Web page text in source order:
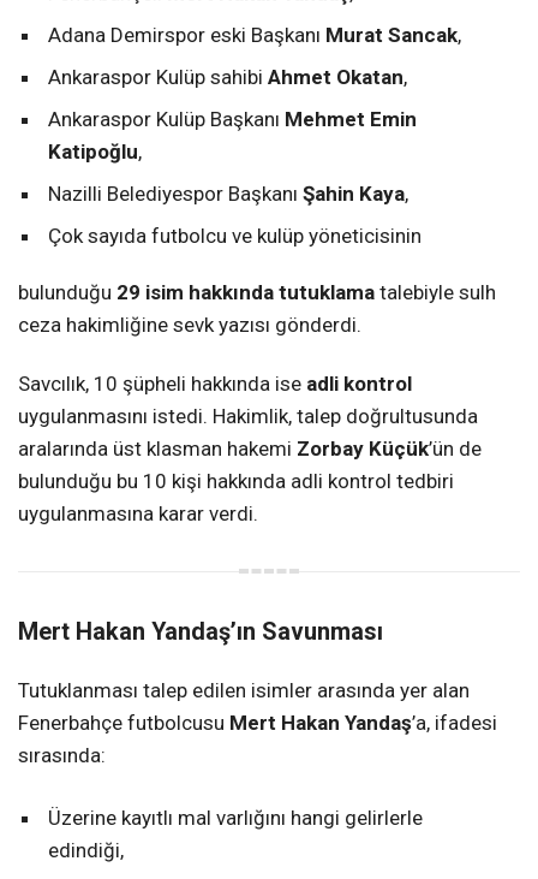
Adana Demirspor eski Başkanı Murat Sancak,
Ankaraspor Kulüp sahibi Ahmet Okatan,
Ankaraspor Kulüp Başkanı Mehmet Emin
Katipoğlu,
Nazilli Belediyespor Başkanı Şahin Kaya,
Çok sayıda futbolcu ve kulüp yöneticisinin
bulunduğu 29 isim hakkında tutuklama talebiyle sulh
ceza hakimliğine sevk yazısı gönderdi.
Savcılık, 10 şüpheli hakkında ise adli kontrol
uygulanmasını istedi. Hakimlik, talep doğrultusunda
aralarında üst klasman hakemi Zorbay Küçük’ün de
bulunduğu bu 10 kişi hakkında adli kontrol tedbiri
uygulanmasına karar verdi.
Mert Hakan Yandaş’ın Savunması
Tutuklanması talep edilen isimler arasında yer alan
Fenerbahçe futbolcusu Mert Hakan Yandaş’a, ifadesi
sırasında:
Üzerine kayıtlı mal varlığını hangi gelirlerle
edindiği,